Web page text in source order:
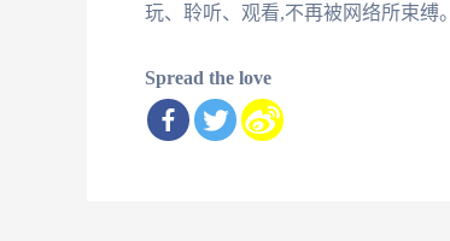
玩、聆听、观看,不再被网络所束缚。
Spread the love